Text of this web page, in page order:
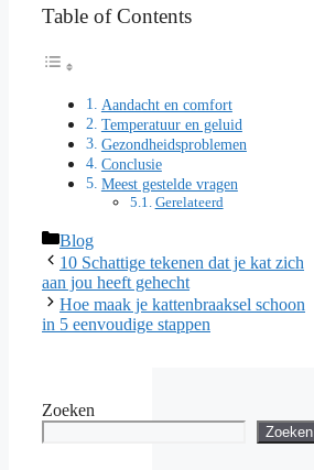
Table of Contents
Aandacht en comfort
Temperatuur en geluid
Gezondheidsproblemen
Conclusie
Meest gestelde vragen
Gerelateerd
Categories
Blog
10 Schattige tekenen dat je kat zich
aan jou heeft gehecht
Hoe maak je kattenbraaksel schoon
in 5 eenvoudige stappen
Zoeken
Zoeken